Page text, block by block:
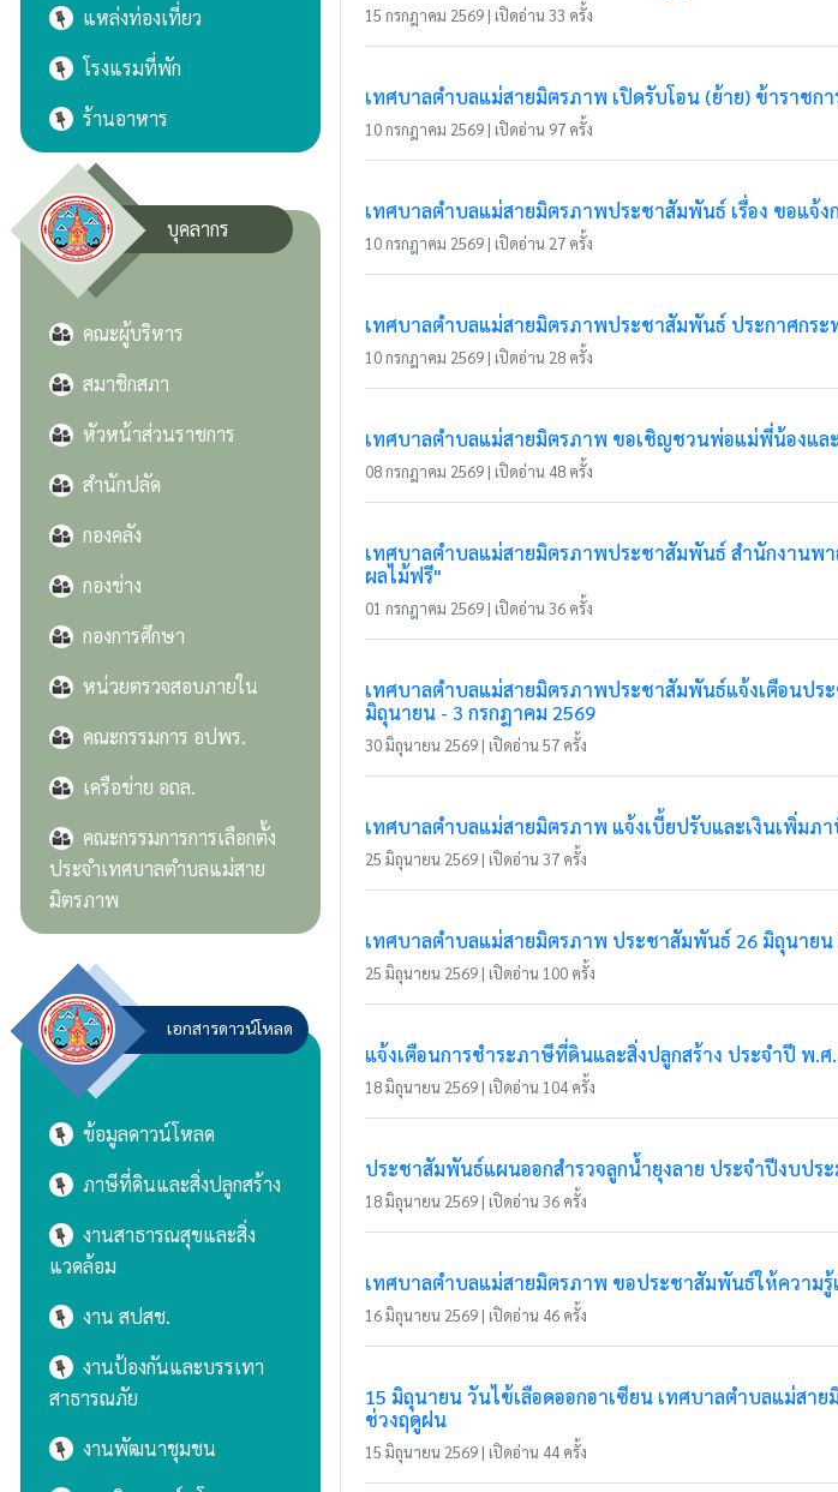
แหล่งท่องเที่ยว
โรงแรมที่พัก
ร้านอาหาร
บุคลากร
คณะผู้บริหาร
สมาชิกสภา
หัวหน้าส่วนราชการ
สำนักปลัด
กองคลัง
กองช่าง
กองการศึกษา
หน่วยตรวจสอบภายใน
คณะกรรมการ อปพร.
เครือข่าย อถล.
คณะกรรมการการเลือกตั้ง
ประจำเทศบาลตำบลแม่สาย
มิตรภาพ
เอกสารดาวน์โหลด
ข้อมูลดาวน์โหลด
ภาษีที่ดินและสิ่งปลูกสร้าง
งานสาธารณสุขและสิ่ง
แวดล้อม
งาน สปสช.
งานป้องกันและบรรเทา
สาธารณภัย
งานพัฒนาชุมชน
15 กรกฎาคม 2569 | เปิดอ่าน 33 ครั้ง
เทศบาลตำบลแม่สายมิตรภาพ เปิดรับโอน (ย้าย) ข้าราชก
10 กรกฎาคม 2569 | เปิดอ่าน 97 ครั้ง
เทศบาลตำบลแม่สายมิตรภาพประชาสัมพันธ์ เรื่อง ขอแ
10 กรกฎาคม 2569 | เปิดอ่าน 27 ครั้ง
เทศบาลตำบลแม่สายมิตรภาพประชาสัมพันธ์ ประกาศกร
10 กรกฎาคม 2569 | เปิดอ่าน 28 ครั้ง
เทศบาลตำบลแม่สายมิตรภาพ ขอเชิญชวนพ่อแม่พี่น้องแ
08 กรกฎาคม 2569 | เปิดอ่าน 48 ครั้ง
เทศบาลตำบลแม่สายมิตรภาพประชาสัมพันธ์ สำนักงานพ
ผลไม้ฟรี"
01 กรกฎาคม 2569 | เปิดอ่าน 36 ครั้ง
เทศบาลตำบลแม่สายมิตรภาพประชาสัมพันธ์แจ้งเตือนป
มิถุนายน - 3 กรกฎาคม 2569
30 มิถุนายน 2569 | เปิดอ่าน 57 ครั้ง
เทศบาลตำบลแม่สายมิตรภาพ แจ้งเบี้ยปรับและเงินเพิ่มภ
25 มิถุนายน 2569 | เปิดอ่าน 37 ครั้ง
เทศบาลตำบลแม่สายมิตรภาพ ประชาสัมพันธ์ 26 มิถุนาย
25 มิถุนายน 2569 | เปิดอ่าน 100 ครั้ง
แจ้งเตือนการชำระภาษีที่ดินและสิ่งปลูกสร้าง ประจำปี พ.ศ
18 มิถุนายน 2569 | เปิดอ่าน 104 ครั้ง
ประชาสัมพันธ์แผนออกสำรวจลูกน้ำยุงลาย ประจำปีงบปร
18 มิถุนายน 2569 | เปิดอ่าน 36 ครั้ง
เทศบาลตำบลแม่สายมิตรภาพ ขอประชาสัมพันธ์ให้ความรู้เ
16 มิถุนายน 2569 | เปิดอ่าน 46 ครั้ง
15 มิถุนายน วันไข้เลือดออกอาเซียน เทศบาลตำบลแม่สา
ช่วงฤดูฝน
15 มิถุนายน 2569 | เปิดอ่าน 44 ครั้ง